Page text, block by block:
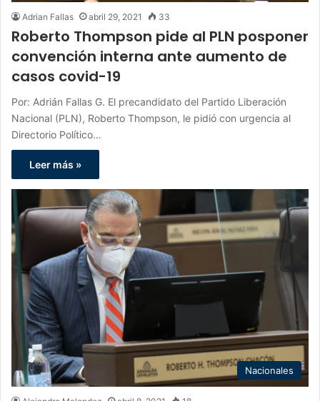
Adrian Fallas abril 29, 2021 33
Roberto Thompson pide al PLN posponer
convención interna ante aumento de
casos covid-19
Por: Adrián Fallas G. El precandidato del Partido Liberación
Nacional (PLN), Roberto Thompson, le pidió con urgencia al
Directorio Político…
Leer más »
Nacionales